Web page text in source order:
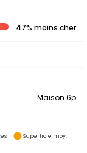
47% moins cher
Maison 6p
Superficie moy.